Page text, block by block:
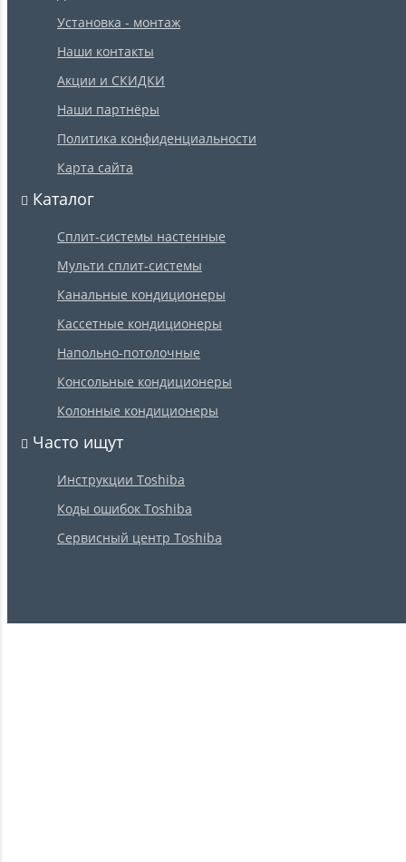
Установка - монтаж
Наши контакты
Акции и СКИДКИ
Наши партнёры
Политика конфиденциальности
Карта сайта
Каталог
Сплит-системы настенные
Мульти сплит-системы
Канальные кондиционеры
Кассетные кондиционеры
Напольно-потолочные
Консольные кондиционеры
Колонные кондиционеры
Часто ищут
Инструкции Toshiba
Коды ошибок Toshiba
Сервисный центр Toshiba